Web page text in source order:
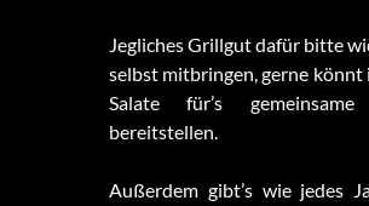
Jegliches Grillgut dafür bitte
selbst mitbringen, gerne könnt
Salate für’s
bereitstellen.
Außerdem gibt’s wie jedes